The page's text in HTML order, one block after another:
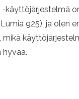
käyttöjärjestelmä
925), ja olen
mikä
hyvää.